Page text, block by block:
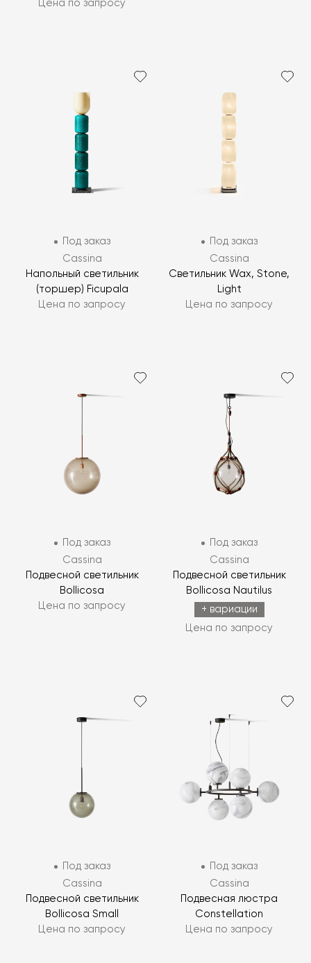
Цена по запросу
Под заказ
Cassina
Напольный светильник
(торшер) Ficupala
Цена по запросу
Под заказ
Cassina
Светильник Wax, Stone,
Light
Цена по запросу
Под заказ
Cassina
Подвесной светильник
Bollicosa
Цена по запросу
Под заказ
Cassina
Подвесной светильник
Bollicosa Nautilus
+ вариации
Цена по запросу
Под заказ
Cassina
Подвесной светильник
Bollicosa Small
Цена по запросу
Под заказ
Cassina
Подвесная люстра
Constellation
Цена по запросу